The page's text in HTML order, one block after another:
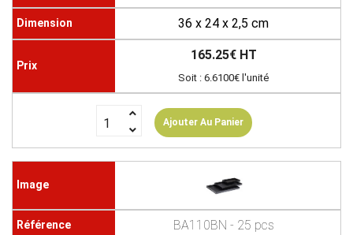
36 x 24 x 2,5 cm
165.25€ HT
Soit : 6.6100€ l'unité
Ajouter Au Panier
BA110BN - 25 pcs